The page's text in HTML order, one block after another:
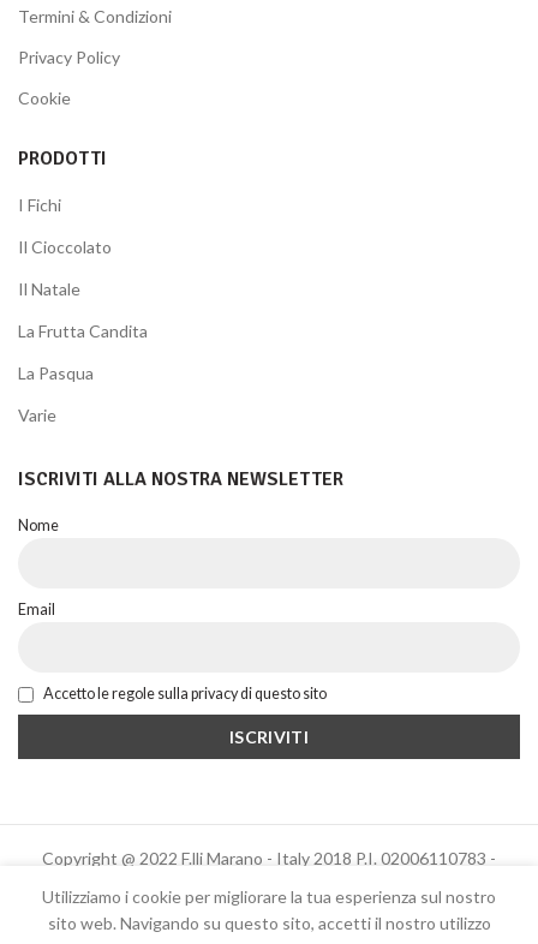
Termini & Condizioni
Privacy Policy
Cookie
PRODOTTI
I Fichi
Il Cioccolato
Il Natale
La Frutta Candita
La Pasqua
Varie
ISCRIVITI ALLA NOSTRA NEWSLETTER
Nome
Email
Accetto le regole sulla privacy di questo sito
Copyright @ 2022 F.lli Marano - Italy 2018 P.I. 02006110783 -
Utilizziamo i cookie per migliorare la tua esperienza sul nostro
sito web. Navigando su questo sito, accetti il ​​nostro utilizzo